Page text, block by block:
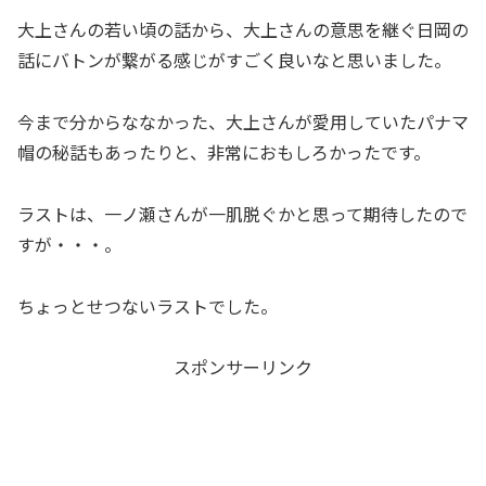
大上さんの若い頃の話から、大上さんの意思を継ぐ日岡の
話にバトンが繋がる感じがすごく良いなと思いました。
今まで分からななかった、大上さんが愛用していたパナマ
帽の秘話もあったりと、非常におもしろかったです。
ラストは、一ノ瀬さんが一肌脱ぐかと思って期待したので
すが・・・。
ちょっとせつないラストでした。
スポンサーリンク